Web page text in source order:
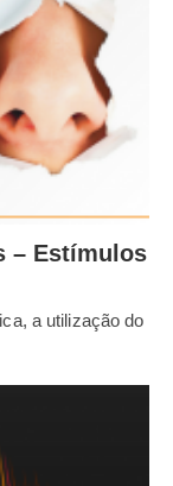
– Estímulos
a utilização do